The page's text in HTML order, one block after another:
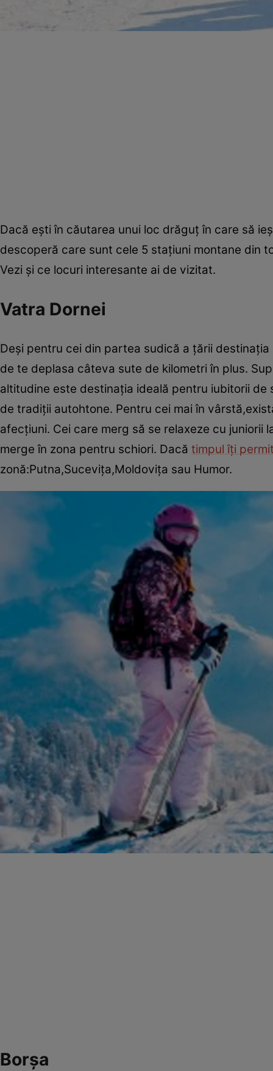
Dacă eşti în căutarea unui loc drăguţ în care să
descoperă care sunt cele 5 staţiuni montane din
Vezi şi ce locuri interesante ai de vizitat.
Vatra Dornei
Deşi pentru cei din partea sudică a ţării
de te deplasa câteva sute de kilometri în plus.
altitudine este destinaţia ideală pentru iubitorii
de tradiţii autohtone. Pentru cei mai în
afecţiuni. Cei care merg să se relaxeze cu
merge în zona pentru schiori. Dacă timpul îţi
zonă:Putna,Suceviţa,Moldoviţa sau Humor.
Borşa